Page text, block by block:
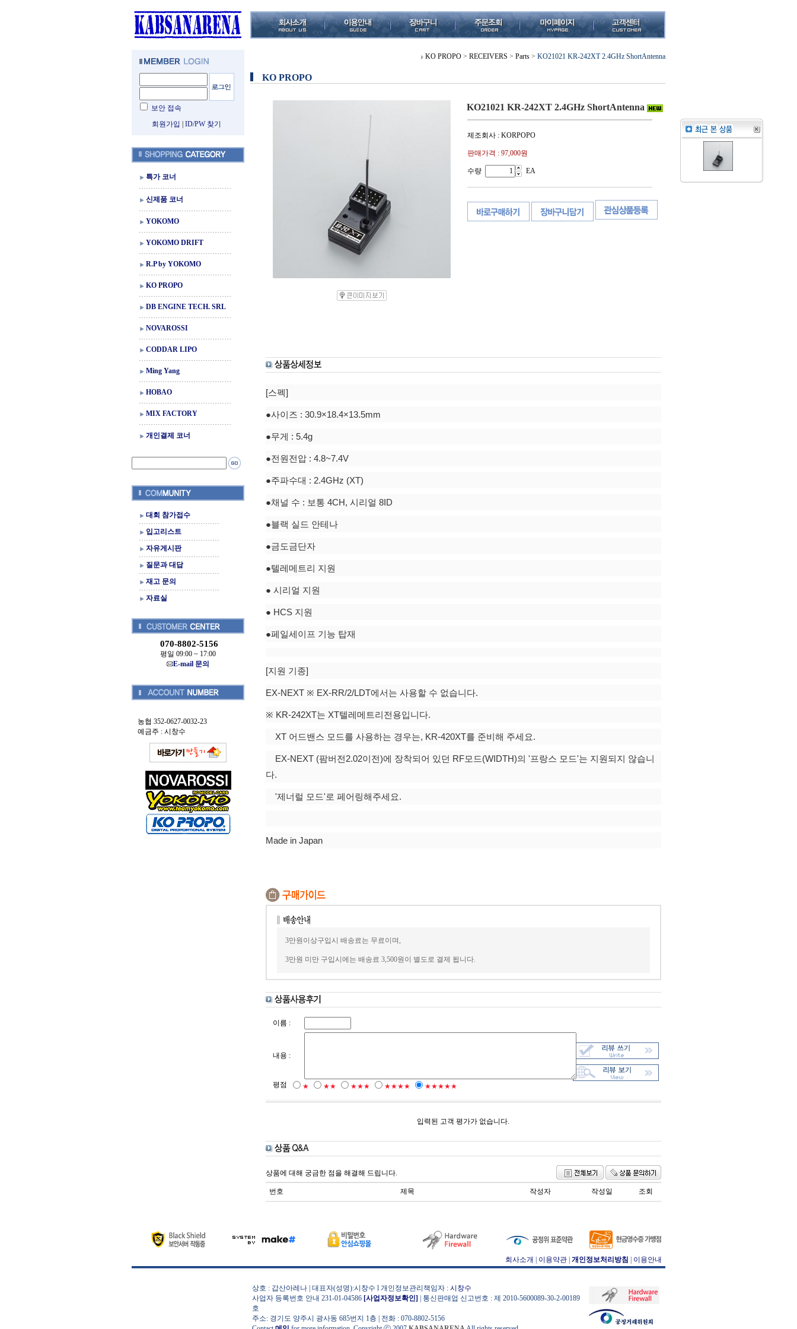
보안 접속
회원가입
ID/PW 찾기
특가 코너
신제품 코너
YOKOMO
YOKOMO DRIFT
R.P by YOKOMO
KO PROPO
DB ENGINE TECH. SRL
NOVAROSSI
CODDAR LIPO
Ming Yang
HOBAO
MIX FACTORY
개인결제 코너
대회 참가접수
입고리스트
자유게시판
질문과 대답
재고 문의
자료실
070-8802-5156
평일 09:00 ~ 17:00
E-mail 문의
농협 352-0627-0032-23
예금주 : 시창수
KO PROPO > RECEIVERS > Parts > KO21021 KR-242XT 2.4GHz ShortAntenna
KO PROPO
KO21021 KR-242XT 2.4GHz ShortAntenna
제조회사 : KORPOPO
판매가격 : 97,000원
수량 EA
[스펙]
●사이즈 : 30.9×18.4×13.5mm
●무게 : 5.4g
●전원전압 : 4.8~7.4V
●주파수대 : 2.4GHz (XT)
●채널 수 : 보통 4CH, 시리얼 8ID
●블랙 실드 안테나
●금도금단자
●텔레메트리 지원
● 시리얼 지원
● HCS 지원
●페일세이프 기능 탑재
[지원 기종]
EX-NEXT ※ EX-RR/2/LDT에서는 사용할 수 없습니다.
※ KR-242XT는 XT텔레메트리전용입니다.
XT 어드밴스 모드를 사용하는 경우는, KR-420XT를 준비해 주세요.
EX-NEXT (팜버전2.02이전)에 장착되어 있던 RF모드(WIDTH)의 '프랑스 모드'는 지원되지 않습니
다.
'제너럴 모드'로 페어링해주세요.
Made in Japan
3만원이상구입시 배송료는 무료이며,
3만원 미만 구입시에는 배송료 3,500원이 별도로 결제 됩니다.
이름 :
내용 :
평점 ★ ★★ ★★★ ★★★★ ★★★★★
입력된 고객 평가가 없습니다.
상품에 대해 궁금한 점을 해결해 드립니다.
번호 제목 작성자 작성일 조회
회사소개 이용약관 개인정보처리방침 이용안내
상호 : 갑산아레나 | 대표자(성명):시창수 l 개인정보관리책임자 : 시창수
사업자 등록번호 안내 231-01-04586 [사업자정보확인]
| 통신판매업 신고번호 : 제 2010-5600089-30-2-00189
호
주소: 경기도 양주시 광사동 685번지 1층 | 전화 : 070-8802-5156